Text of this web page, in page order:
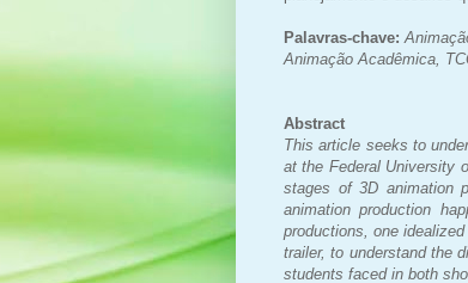
Palavras-chave: A
Animação Acadêmica
Abstract
This article seeks to
at the Federal University
stages of 3D animation
animation production
productions, one
trailer, to understand the
students faced in both